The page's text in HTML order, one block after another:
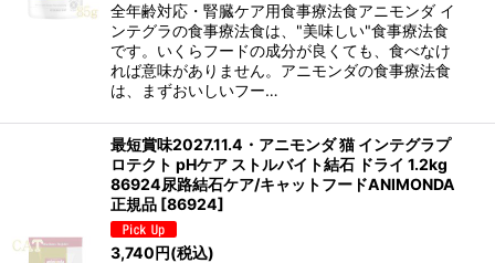
全年齢対応・腎臓ケア用食事療法食アニモンダ イ
ンテグラの食事療法食は、"美味しい"食事療法食
です。いくらフードの成分が良くても、食べなけ
れば意味がありません。アニモンダの食事療法食
は、まずおいしいフー…
最短賞味2027.11.4・アニモンダ 猫 インテグラプ
ロテクト pHケア ストルバイト結石 ドライ 1.2kg
86924尿路結石ケア/キャットフードANIMONDA
正規品 [86924]
3,740円(税込)